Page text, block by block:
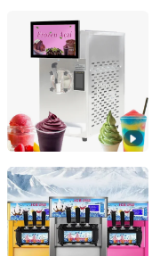
WELLCOOLING
LTD.
Guangdong, China
Henan Smile
Henan, China